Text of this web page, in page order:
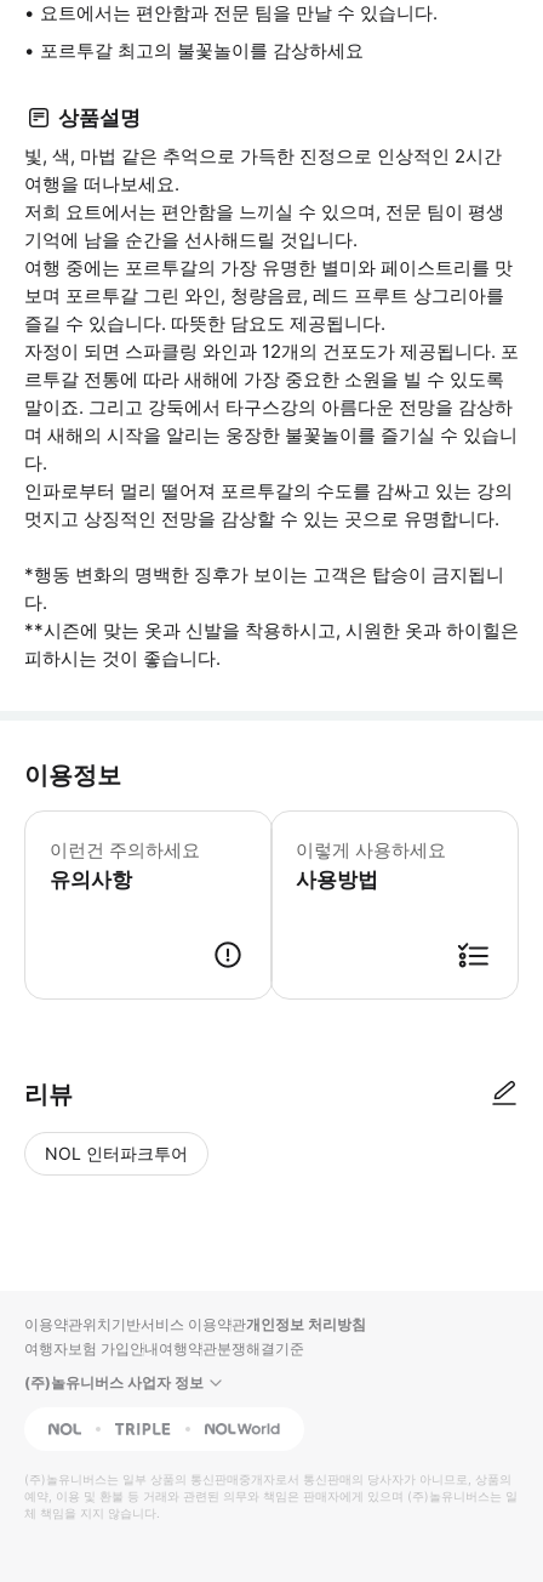
요트에서는 편안함과 전문 팀을 만날 수 있습니다.
포르투갈 최고의 불꽃놀이를 감상하세요
상품설명
빛, 색, 마법 같은 추억으로 가득한 진정으로 인상적인 2시간
여행을 떠나보세요.
저희 요트에서는 편안함을 느끼실 수 있으며, 전문 팀이 평생
기억에 남을 순간을 선사해드릴 것입니다.
여행 중에는 포르투갈의 가장 유명한 별미와 페이스트리를 맛
보며 포르투갈 그린 와인, 청량음료, 레드 프루트 상그리아를
즐길 수 있습니다. 따뜻한 담요도 제공됩니다.
자정이 되면 스파클링 와인과 12개의 건포도가 제공됩니다. 포
르투갈 전통에 따라 새해에 가장 중요한 소원을 빌 수 있도록
말이죠. 그리고 강둑에서 타구스강의 아름다운 전망을 감상하
며 새해의 시작을 알리는 웅장한 불꽃놀이를 즐기실 수 있습니
다.
인파로부터 멀리 떨어져 포르투갈의 수도를 감싸고 있는 강의
멋지고 상징적인 전망을 감상할 수 있는 곳으로 유명합니다.
*행동 변화의 명백한 징후가 보이는 고객은 탑승이 금지됩니
다.
**시즌에 맞는 옷과 신발을 착용하시고, 시원한 옷과 하이힐은
피하시는 것이 좋습니다.
이용정보
이런건 주의하세요
유의사항
음식에 알레르기가 있는 경우 알려주
이렇게 사용하세요
사용방법
리뷰
NOL 인터파크투어
입니
다.
높
은
순
동
영
상
순
상
이용약관위치기반서비스 이용약관개인정보 처리방침
여행자보험 가입안내여행약관분쟁해결기준
(주)놀유니버스 사업자 정보
NOL Triple Interpark Global
(주)놀유니버스는 일부 상품의 통신판매중개자로서 통신판매의 당사자가 아니므로, 상품의
예약, 이용 및 환불 등 거래와 관련된 의무와 책임은 판매자에게 있으며 (주)놀유니버스는 일
체 책임을 지지 않습니다.